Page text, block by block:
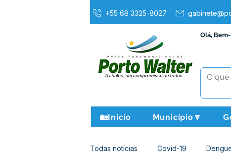
+55 68 3325-8027
Olá,
🏡Início Município🔽
Todas notícias Covid-19